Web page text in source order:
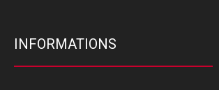
INFORMATIONS